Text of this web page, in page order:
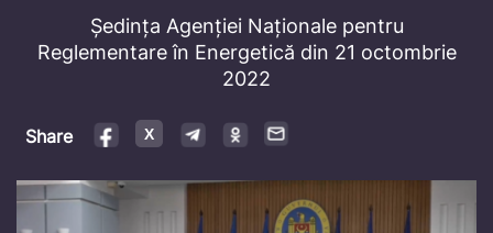
Ședința Agenției Naționale pentru
Reglementare în Energetică din 21 octombrie
2022
Share